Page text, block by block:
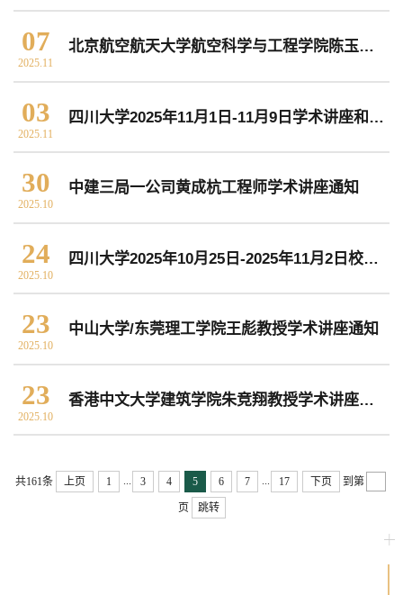
科研概况 学术动态 科研平台 科研办事流程
学生活动 创业就业 奖助学金
常用办公电话
07
2025.11
北京航空航天大学航空科学与工程学院陈玉丽教授学术讲座通知
03
2025.11
四川大学2025年11月1日-11月9日学术讲座和校园文化活动预告
30
2025.10
中建三局一公司黄成杭工程师学术讲座通知
24
2025.10
四川大学2025年10月25日-2025年11月2日校园文化活动预告
23
2025.10
中山大学/东莞理工学院王彪教授学术讲座通知
23
2025.10
香港中文大学建筑学院朱竞翔教授学术讲座通知
共161条 上页 1 ... 3 4 5 6 7 ... 17 下页 到第
页 跳转